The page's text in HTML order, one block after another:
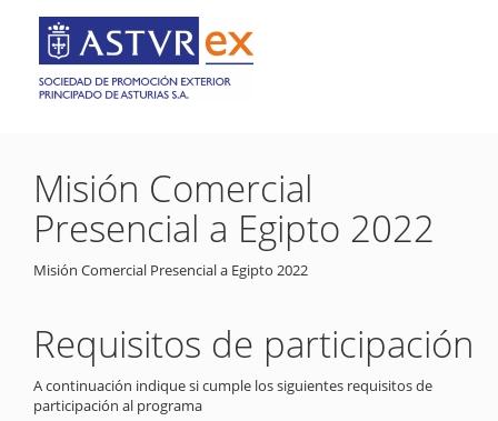
Misión Comercial
Presencial a Egipto 2022
Misión Comercial Presencial a Egipto 2022
Requisitos de participación
A continuación indique si cumple los siguientes requisitos de
participación al programa